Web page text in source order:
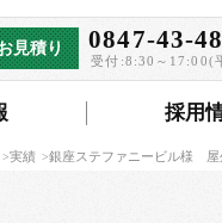
採用
0847-43-
受付:8:30～17:00(
見積り
実績 銀座ステファニービル様 屋